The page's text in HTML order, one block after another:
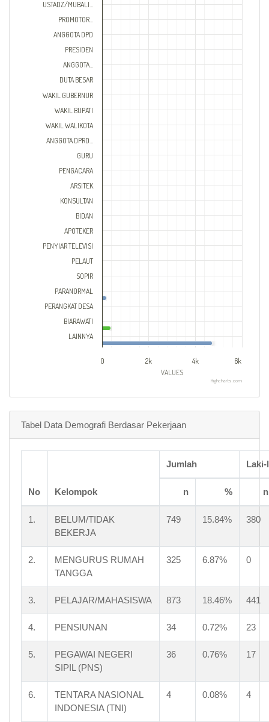
VALUES
0 2k 4k 6k
USTADZ/MUBALI…
PROMOTOR…
ANGGOTA DPD
PRESIDEN
ANGGOTA…
DUTA BESAR
WAKIL GUBERNUR
WAKIL BUPATI
WAKIL WALIKOTA
ANGGOTA DPRD…
GURU
PENGACARA
ARSITEK
KONSULTAN
BIDAN
APOTEKER
PENYIAR TELEVISI
PELAUT
SOPIR
PARANORMAL
PERANGKAT DESA
BIARAWATI
LAINNYA
Highcharts.com
Tabel Data Demografi Berdasar Pekerjaan
No Kelompok
Jumlah Laki-
n % n
1.
BELUM/TIDAK
BEKERJA
749 15.84% 380
2.
MENGURUS RUMAH
TANGGA
325 6.87% 0
3. PELAJAR/MAHASISWA 873 18.46% 441
4. PENSIUNAN 34 0.72% 23
5.
PEGAWAI NEGERI
SIPIL (PNS)
36 0.76% 17
6.
TENTARA NASIONAL
INDONESIA (TNI)
4 0.08% 4